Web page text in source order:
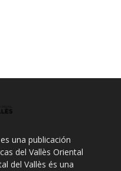
una publicación
del Vallès Oriental
del Vallès és una